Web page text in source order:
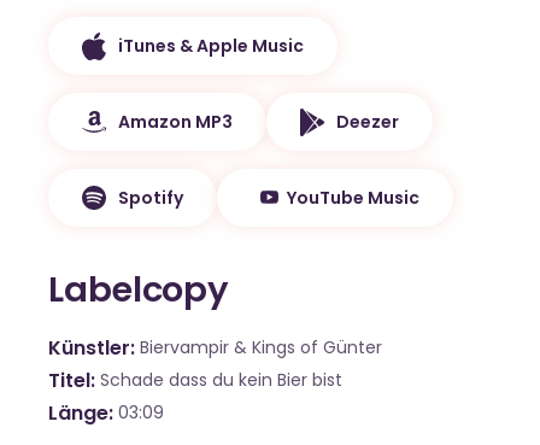
iTunes & Apple Music
Amazon MP3 Deezer
Spotify YouTube Music
Labelcopy
Künstler Biervampir & Kings of Günter
Titel Schade dass du kein Bier bist
Länge 03:09